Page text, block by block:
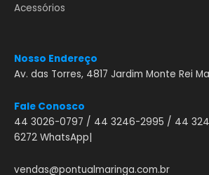
Acessórios
Nosso Endereço
Av. das Torres, 4817 Jardim Monte Rei
Fale Conosco
44 3026-0797 / 44 3246-2995 / 44
6272 WhatsApp|
vendas@pontualmaringa.com.br